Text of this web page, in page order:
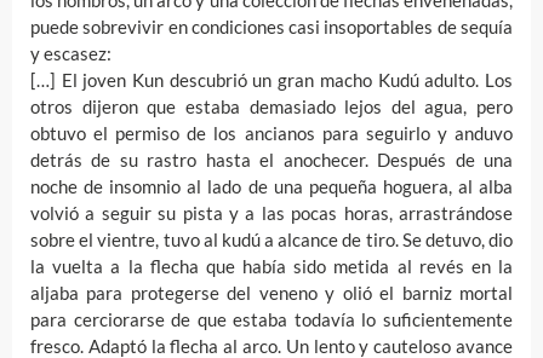
puede sobrevivir en condiciones casi insoportables de sequía
y escasez:
[…] El joven Kun descubrió un gran macho Kudú adulto. Los
otros dijeron que estaba demasiado lejos del agua, pero
obtuvo el permiso de los ancianos para seguirlo y anduvo
detrás de su rastro hasta el anochecer. Después de una
noche de insomnio al lado de una pequeña hoguera, al alba
volvió a seguir su pista y a las pocas horas, arrastrándose
sobre el vientre, tuvo al kudú a alcance de tiro. Se detuvo, dio
la vuelta a la flecha que había sido metida al revés en la
aljaba para protegerse del veneno y olió el barniz mortal
para cerciorarse de que estaba todavía lo suficientemente
fresco. Adaptó la flecha al arco. Un lento y cauteloso avance